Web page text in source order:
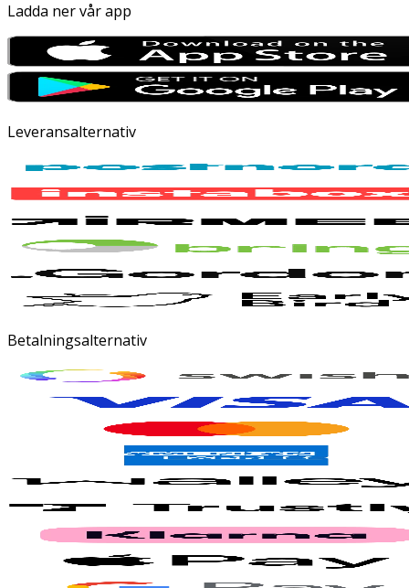
Ladda ner vår app
Leveransalternativ
Betalningsalternativ